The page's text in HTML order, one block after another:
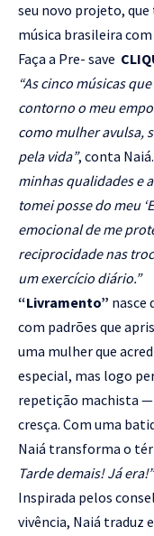
seu novo projeto,
música brasileira
Faça a Pre- save
“As cinco músicas
contorno o meu
como mulher avulsa,
pela vida”, conta Naiá.
minhas qualidades e
tomei posse do meu
emocional de me
reciprocidade nas
um exercício diário.”
“Livramento” nasce
com padrões que
uma mulher que
especial, mas logo
repetição machista —
cresça. Com uma
Naiá transforma o
Tarde demais! Já era!”
Inspirada pelos
vivência, Naiá traduz